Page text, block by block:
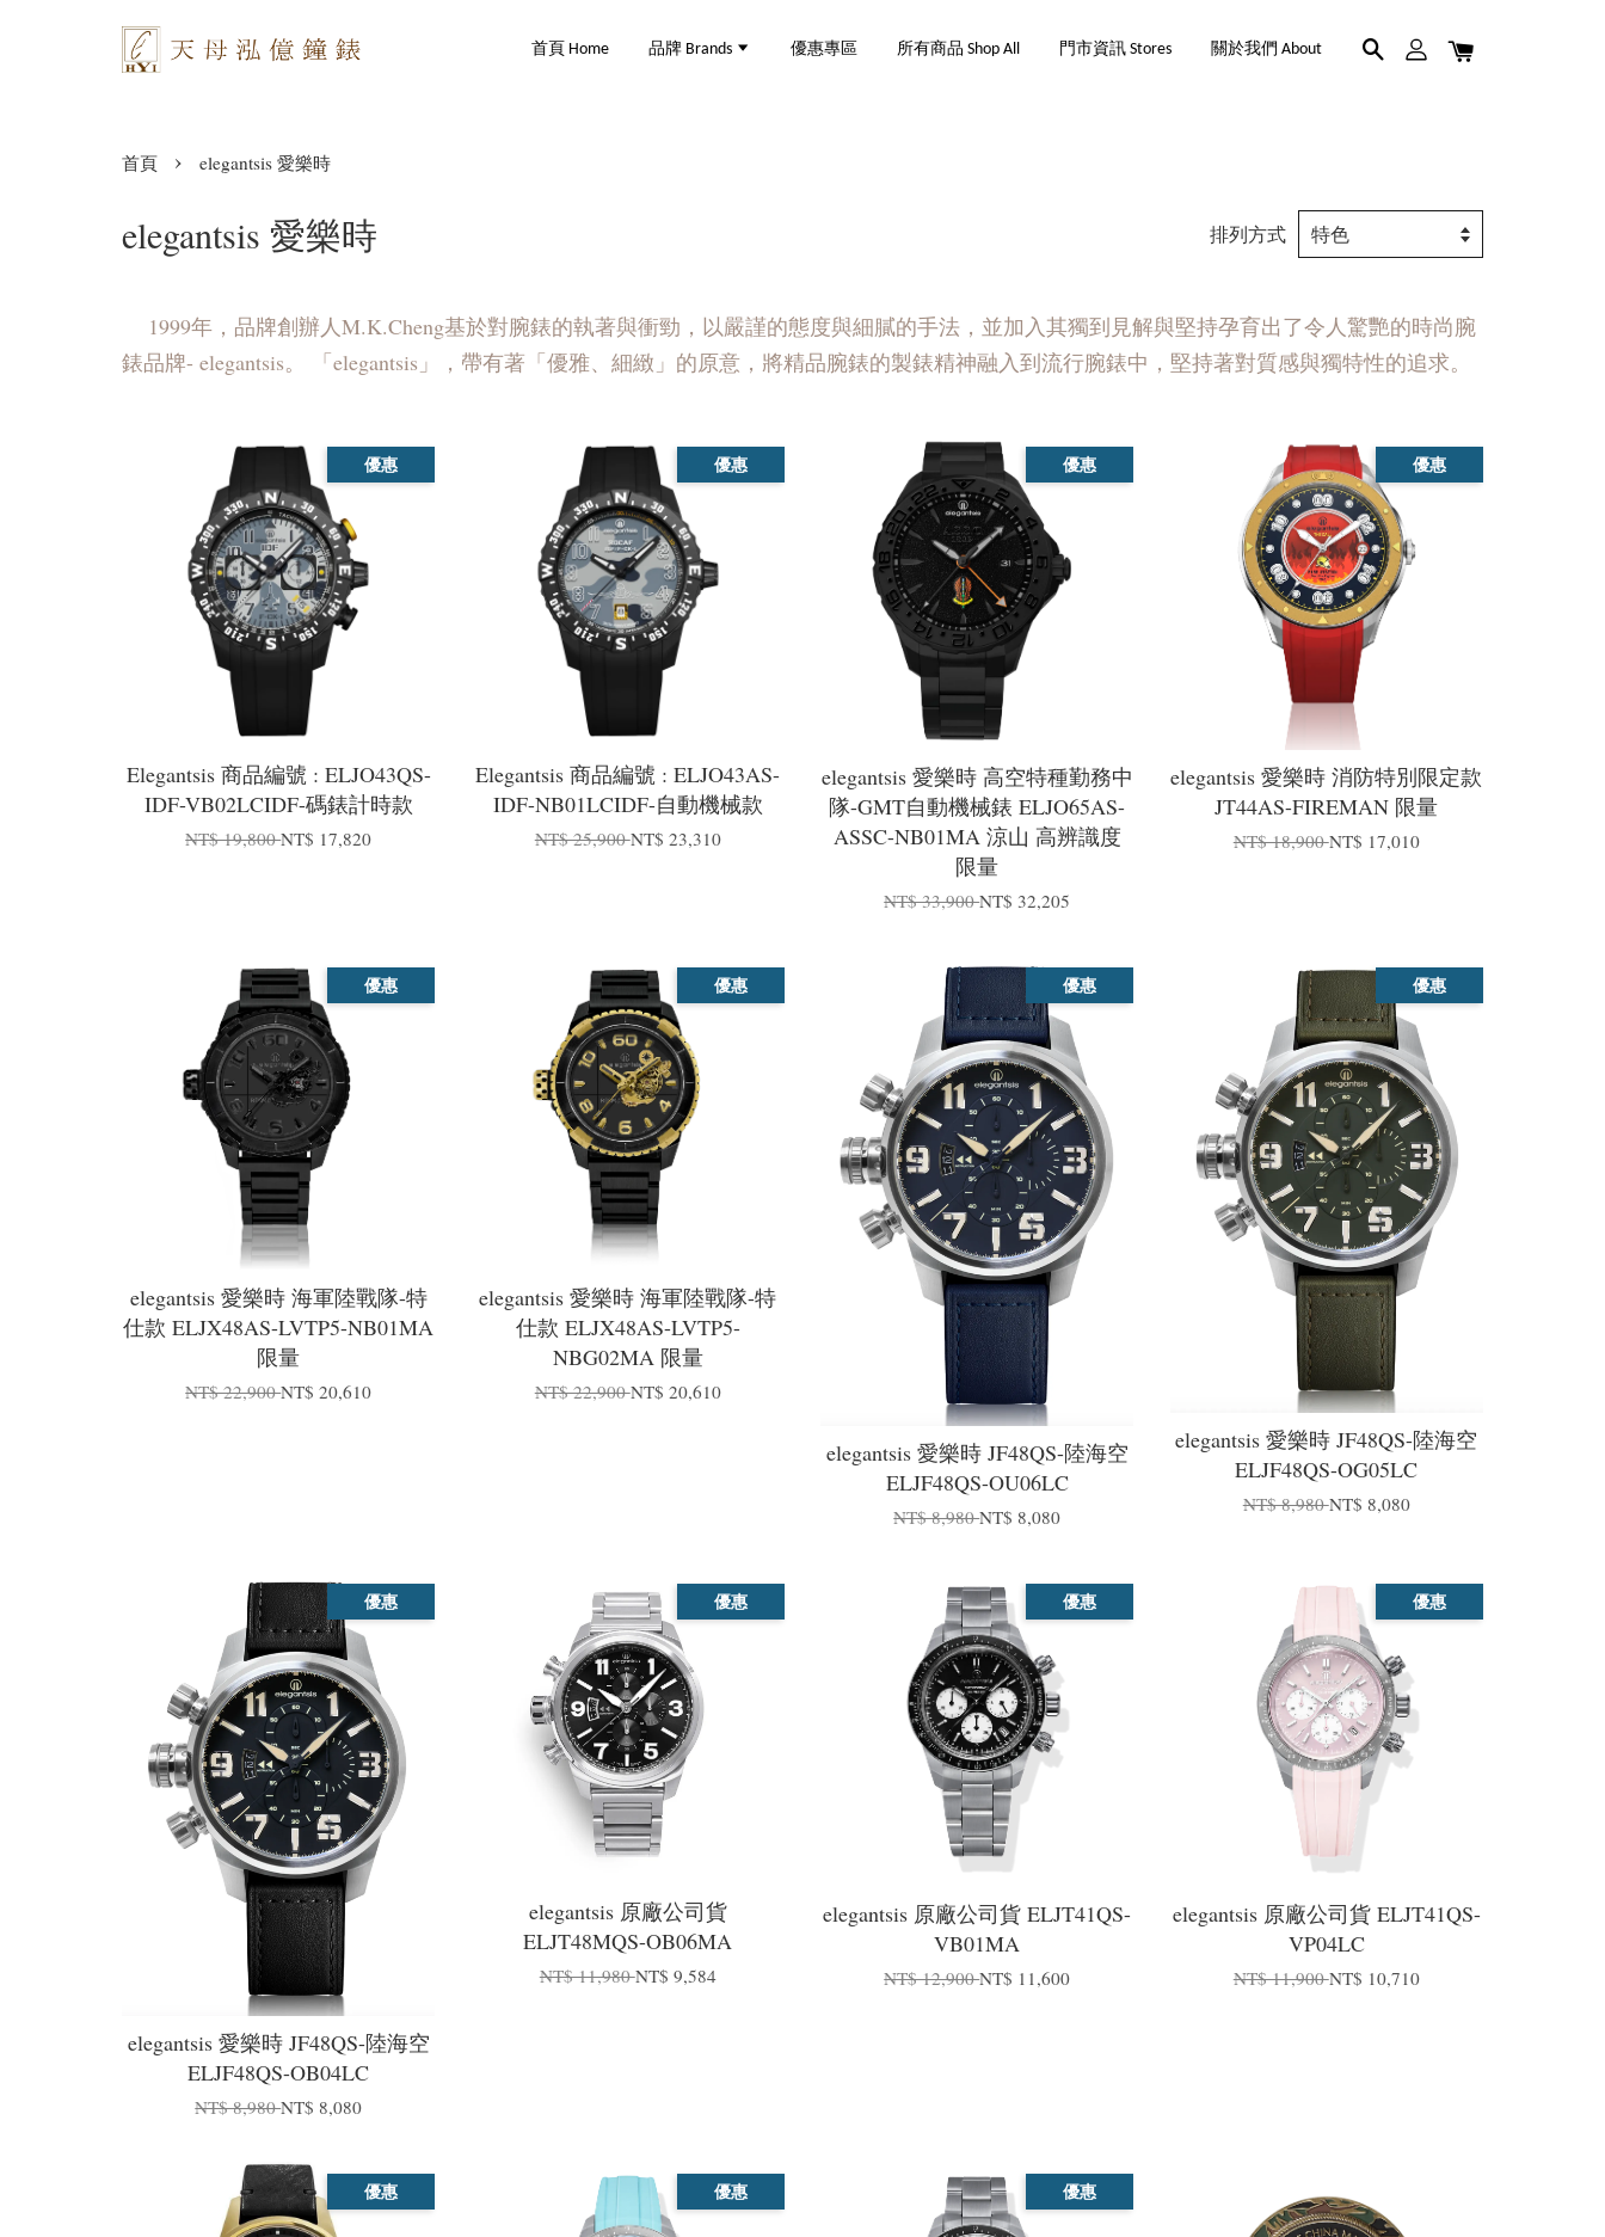
首頁 Home 品牌 Brands 優惠專區 所有商品 Shop All 門市資訊 Stores 關於我們 About
首頁 › elegantsis 愛樂時
elegantsis 愛樂時 排列方式
1999年，品牌創辦人M.K.Cheng基於對腕錶的執著與衝勁，以嚴謹的態度與細膩的手法，並加入其獨到見解與堅持孕育出了令人驚艷的時尚腕
錶品牌- elegantsis。 「elegantsis」，帶有著「優雅、細緻」的原意，將精品腕錶的製錶精神融入到流行腕錶中，堅持著對質感與獨特性的追求。
優惠
Elegantsis 商品編號 : ELJO43QS-
IDF-VB02LCIDF-碼錶計時款
NT$ 19,800NT$ 17,820
優惠
Elegantsis 商品編號 : ELJO43AS-
IDF-NB01LCIDF-自動機械款
NT$ 25,900NT$ 23,310
優惠
elegantsis 愛樂時 高空特種勤務中
隊-GMT自動機械錶 ELJO65AS-
ASSC-NB01MA 涼山 高辨識度
限量
NT$ 33,900NT$ 32,205
優惠
elegantsis 愛樂時 消防特別限定款
JT44AS-FIREMAN 限量
NT$ 18,900NT$ 17,010
優惠
elegantsis 愛樂時 海軍陸戰隊-特
仕款 ELJX48AS-LVTP5-NB01MA
限量
NT$ 22,900NT$ 20,610
優惠
elegantsis 愛樂時 海軍陸戰隊-特
仕款 ELJX48AS-LVTP5-
NBG02MA 限量
NT$ 22,900NT$ 20,610
優惠
elegantsis 愛樂時 JF48QS-陸海空
ELJF48QS-OU06LC
NT$ 8,980NT$ 8,080
優惠
elegantsis 愛樂時 JF48QS-陸海空
ELJF48QS-OG05LC
NT$ 8,980NT$ 8,080
優惠
elegantsis 愛樂時 JF48QS-陸海空
ELJF48QS-OB04LC
NT$ 8,980NT$ 8,080
優惠
elegantsis 原廠公司貨
ELJT48MQS-OB06MA
NT$ 11,980NT$ 9,584
優惠
elegantsis 原廠公司貨 ELJT41QS-
VB01MA
NT$ 12,900NT$ 11,600
優惠
elegantsis 原廠公司貨 ELJT41QS-
VP04LC
NT$ 11,900NT$ 10,710
優惠 優惠 優惠